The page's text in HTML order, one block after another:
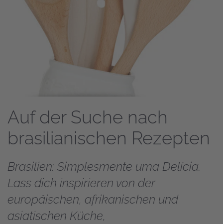
Auf der Suche nach
brasilianischen Rezepten
Brasilien: Simplesmente uma Delícia.
Lass dich inspirieren von der
europäischen, afrikanischen und
asiatischen Küche,